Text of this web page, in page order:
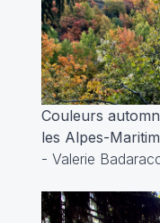
Couleurs
les Alpes-
- Valerie